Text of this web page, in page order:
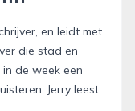
en leidt met
die stad en
de week een
Jerry leest